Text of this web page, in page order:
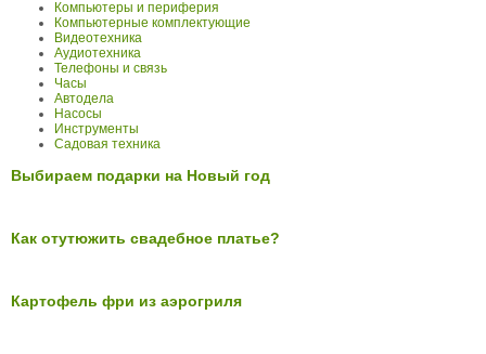
Компьютеры и периферия
Компьютерные комплектующие
Видеотехника
Аудиотехника
Телефоны и связь
Часы
Автодела
Насосы
Инструменты
Садовая техника
Выбираем подарки на Новый год
Как отутюжить свадебное платье?
Картофель фри из аэрогриля